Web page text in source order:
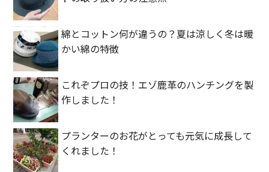
綿とコットン何が違うの？夏は涼しく冬は暖
かい綿の特徴
これぞプロの技！エゾ鹿革のハンチングを製
作しました！
プランターのお花がとっても元気に成長して
くれました！